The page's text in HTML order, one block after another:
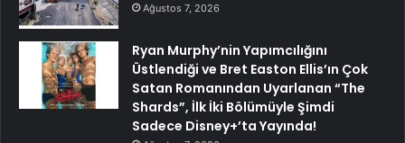
Ağustos 7, 2026
Ryan Murphy’nin Yapımcılığını
Üstlendiği ve Bret Easton Ellis’ın Çok
Satan Romanından Uyarlanan “The
Shards”, İlk İki Bölümüyle Şimdi
Sadece Disney+’ta Yayında!